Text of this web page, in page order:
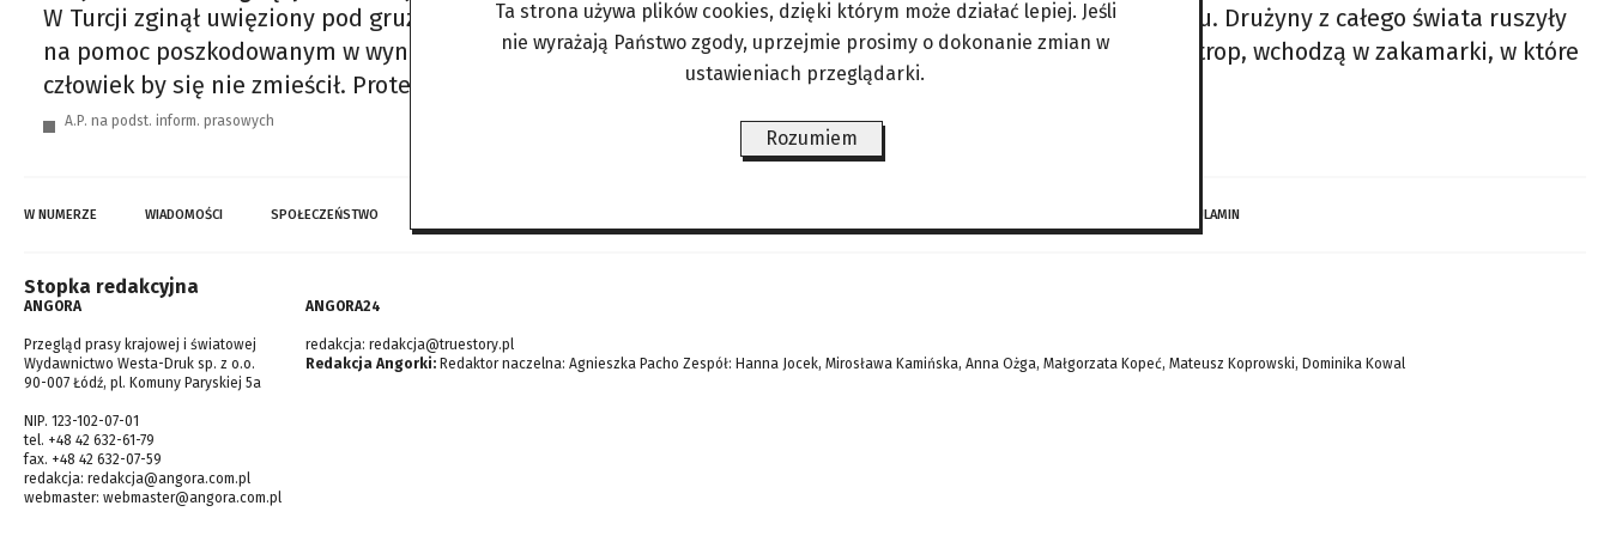
W Turcji zginął uwięziony pod gruzami pies ratownik. Proteo wspomagał w poszukiwaniach ekipę z Meksyku. Drużyny z całego świata ruszyły
na pomoc poszkodowanym w wyniku trzęsienia ziemi w Turcji i Syrii. Ludzi wspierają zwierzęta. Łapią one trop, wchodzą w zakamarki, w które
człowiek by się nie zmieścił. Proteo był jednym z 16 psów biorących udział
A.P. na podst. inform. prasowych
W NUMERZE WIADOMOŚCI SPOŁECZEŃSTWO REGULAMIN
Stopka redakcyjna
ANGORA
Przegląd prasy krajowej i światowej
Wydawnictwo Westa-Druk sp. z o.o.
90-007 Łódź, pl. Komuny Paryskiej 5a
NIP. 123-102-07-01
tel. +48 42 632-61-79
fax. +48 42 632-07-59
redakcja: redakcja@angora.com.pl
webmaster: webmaster@angora.com.pl
ANGORA24
redakcja: redakcja@truestory.pl
Redakcja Angorki: Redaktor naczelna: Agnieszka Pacho Zespół: Hanna Jocek, Mirosława Kamińska, Anna Ożga, Małgorzata Kopeć, Mateusz Koprowski, Dominika Kowal
Ta strona używa plików cookies, dzięki którym może działać lepiej. Jeśli
nie wyrażają Państwo zgody, uprzejmie prosimy o dokonanie zmian w
ustawieniach przeglądarki.
Rozumiem